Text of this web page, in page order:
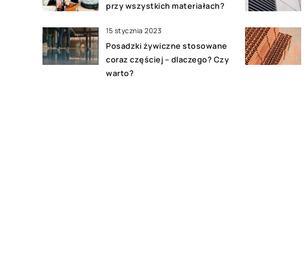
przy wszystkich materiałach?
15 stycznia 2023
Posadzki żywiczne stosowane
coraz częściej – dlaczego? Czy
warto?